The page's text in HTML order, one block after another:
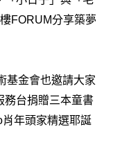
FORUM分享築夢
基金會也邀請大家
務台捐贈三本童書
年頭家精選耶誕